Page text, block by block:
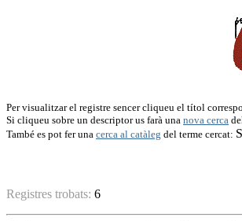
Per visualitzar el registre sencer cliqueu el títol
Si cliqueu sobre un descriptor us farà una nova cerca
També es pot fer una cerca al catàleg del terme cercat:
Registres trobats: 6